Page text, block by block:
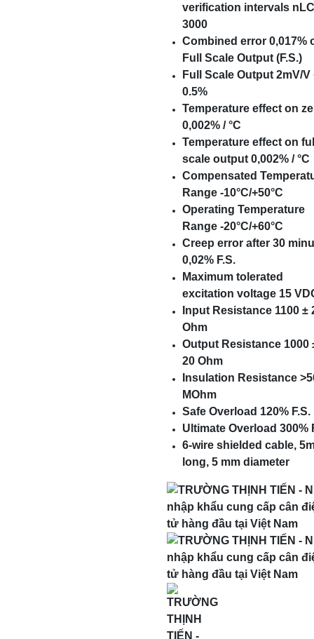
verification intervals
3000
Combined error 0,017%
Full Scale Output (F.S.)
Full Scale Output 2mV/V
0.5%
Temperature effect on
0,002% / °C
Temperature effect on
scale output 0,002% / °C
Compensated
Range -10°C/+50°C
Operating Temperature
Range -20°C/+60°C
Creep error after 30
0,02% F.S.
Maximum tolerated
excitation voltage 15
Input Resistance 1100 ±
Ohm
Output Resistance 1000
20 Ohm
Insulation Resistance
MOhm
Safe Overload 120% F.S.
Ultimate Overload 300%
6-wire shielded cable,
long, 5 mm diameter